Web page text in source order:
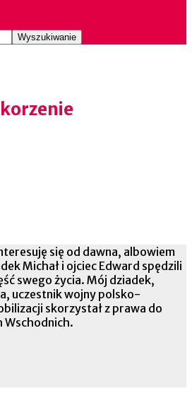
się od dawna, albowiem
Michał i ojciec Edward spędzili
swego życia. Mój dziadek,
uczestnik wojny polsko-
skorzystał z prawa do
Wschodnich.